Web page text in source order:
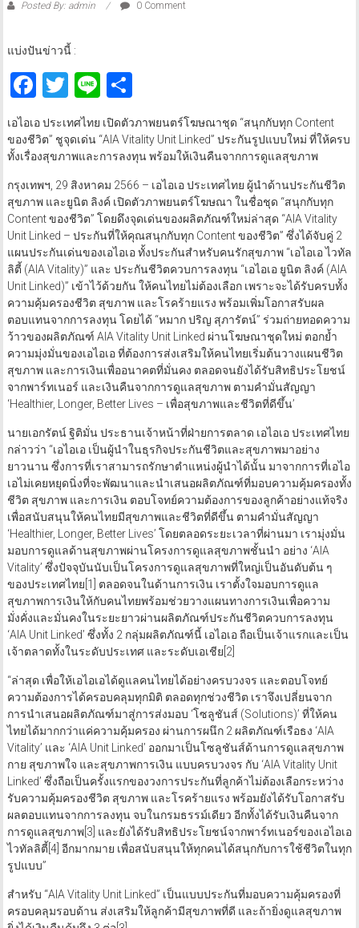
Facebook
Twitter
LineShare
เอไอเอ ประเทศไทย เปิดตัวภาพยนตร์โฆษณาชุด “สนุกกับทุก Content
ของชีวิต” ชูจุดเด่น “AIA Vitality Unit Linked” ประกันรูปแบบใหม่ ที่ให้ครบ
กรุงเทพฯ, 29 สิงหาคม 2566 – เอไอเอ ประเทศไทย ผู้นำด้านประกันชีวิต
สุขภาพ และยูนิต ลิงค์ เปิดตัวภาพยนตร์โฆษณา ในชื่อชุด “สนุกกับทุก
Content ของชีวิต” โดยดึงจุดเด่นของผลิตภัณฑ์ใหม่ล่าสุด “AIA Vitality
Unit Linked – ประกันที่ให้คุณสนุกกับทุก Content ของชีวิต” ซึ่งได้จับคู่ 2
แผนประกันเด่นของเอไอเอ ทั้งประกันสำหรับคนรักสุขภาพ “เอไอเอ ไวทัล
ลิตี้ (AIA Vitality)” และ ประกันชีวิตควบการลงทุน “เอไอเอ ยูนิต ลิงค์ (AIA
Unit Linked)” เข้าไว้ด้วยกัน ให้คนไทยไม่ต้องเลือก เพราะจะได้รับครบทั้ง
ความคุ้มครองชีวิต สุขภาพ และโรคร้ายแรง พร้อมเพิ่มโอกาสรับผล
ตอบแทนจากการลงทุน โดยได้ “หมาก ปริญ สุภารัตน์” ร่วมถ่ายทอดความ
ว้าวของผลิตภัณฑ์ AIA Vitality Unit Linked ผ่านโฆษณาชุดใหม่ ตอกย้ำ
ความมุ่งมั่นของเอไอเอ ที่ต้องการส่งเสริมให้คนไทยเริ่มต้นวางแผนชีวิต
สุขภาพ และการเงินเพื่ออนาคตที่มั่นคง ตลอดจนยังได้รับสิทธิประโยชน์
จากพาร์ทเนอร์ และเงินคืนจากการดูแลสุขภาพ ตามคำมั่นสัญญา
นายเอกรัตน์ ฐิติมั่น ประธานเจ้าหน้าที่ฝ่ายการตลาด เอไอเอ ประเทศไทย
กล่าวว่า “เอไอเอ เป็นผู้นำในธุรกิจประกันชีวิตและสุขภาพมาอย่าง
ยาวนาน ซึ่งการที่เราสามารถรักษาตำแหน่งผู้นำได้นั้น มาจากการที่เอไอ
เอไม่เคยหยุดนิ่งที่จะพัฒนาและนำเสนอผลิตภัณฑ์ที่มอบความคุ้มครองทั้ง
ชีวิต สุขภาพ และการเงิน ตอบโจทย์ความต้องการของลูกค้าอย่างแท้จริง
เพื่อสนับสนุนให้คนไทยมีสุขภาพและชีวิตที่ดีขึ้น ตามคำมั่นสัญญา
‘Healthier, Longer, Better Lives’ โดยตลอดระยะเวลาที่ผ่านมา เรามุ่งมั่น
มอบการดูแลด้านสุขภาพผ่านโครงการดูแลสุขภาพชั้นนำ อย่าง ‘AIA
Vitality’ ซึ่งปัจจุบันนับเป็นโครงการดูแลสุขภาพที่ใหญ่เป็นอันดับต้น ๆ
ของประเทศไทย[1] ตลอดจนในด้านการเงิน เราตั้งใจมอบการดูแล
สุขภาพการเงินให้กับคนไทยพร้อมช่วยวางแผนทางการเงินเพื่อความ
มั่งคั่งและมั่นคงในระยะยาวผ่านผลิตภัณฑ์ประกันชีวิตควบการลงทุน
‘AIA Unit Linked’ ซึ่งทั้ง 2 กลุ่มผลิตภัณฑ์นี้ เอไอเอ ถือเป็นเจ้าแรกและเป็น
“ล่าสุด เพื่อให้เอไอเอได้ดูแลคนไทยได้อย่างครบวงจร และตอบโจทย์
ความต้องการได้ครอบคลุมทุกมิติ ตลอดทุกช่วงชีวิต เราจึงเปลี่ยนจาก
การนำเสนอผลิตภัณฑ์มาสู่การส่งมอบ ‘โซลูชันส์ (Solutions)’ ที่ให้คน
ไทยได้มากกว่าแค่ความคุ้มครอง ผ่านการผนึก 2 ผลิตภัณฑ์เรือธง ‘AIA
Vitality’ และ ‘AIA Unit Linked’ ออกมาเป็นโซลูชันส์ด้านการดูแลสุขภาพ
กาย สุขภาพใจ และสุขภาพการเงิน แบบครบวงจร กับ ‘AIA Vitality Unit
Linked’ ซึ่งถือเป็นครั้งแรกของวงการประกันที่ลูกค้าไม่ต้องเลือกระหว่าง
รับความคุ้มครองชีวิต สุขภาพ และโรคร้ายแรง พร้อมยังได้รับโอกาสรับ
ผลตอบแทนจากการลงทุน จบในกรมธรรม์เดียว อีกทั้งได้รับเงินคืนจาก
การดูแลสุขภาพ[3] และยังได้รับสิทธิประโยชน์จากพาร์ทเนอร์ของเอไอเอ
ไวทัลลิตี้[4] อีกมากมาย เพื่อสนับสนุนให้ทุกคนได้สนุกกับการใช้ชีวิตในทุก
สำหรับ “AIA Vitality Unit Linked” เป็นแบบประกันที่มอบความคุ้มครองที่